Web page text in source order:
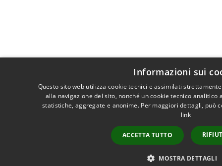
Informazioni sui
Questo sito web utilizza cookie tecnici e assimilati
alla navigazione del sito, nonché un cookie tecnico
statistiche, aggregate e anonime. Per maggiori dettagli, può
link
ACCETTA TUTTO
MOSTRA DETTAGLI